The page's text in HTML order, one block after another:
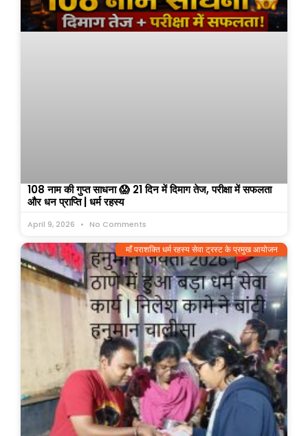
108 नाम की गुप्त साधना 😱 21 दिन में दिमाग तेज, परीक्षा में सफलता
और धन प्राप्ति | धर्म रहस्य
April 9, 2026 No Comments
माँ पराशक्ति धर्म रहस्य सेवा ट्रस्ट के प्रमुख आयोजन